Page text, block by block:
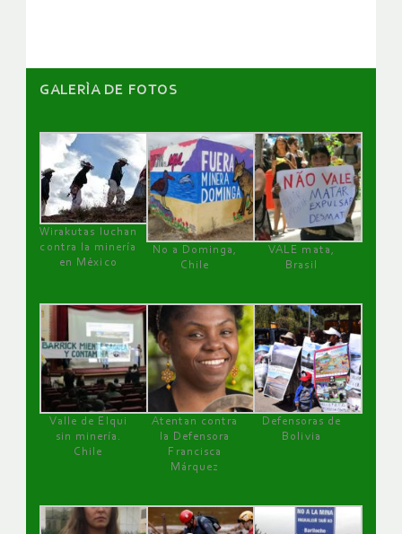
GALERÌA DE FOTOS
Wirakutas luchan
contra la minería
en México
No a Dominga,
Chile
VALE mata,
Brasil
Valle de Elqui
sin minería.
Chile
Atentan contra
la Defensora
Francisca
Márquez
Defensoras de
Bolivia